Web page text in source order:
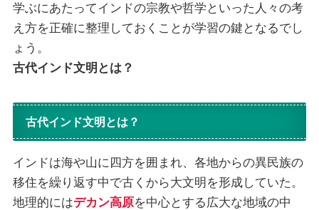
学ぶにあたってインドの宗教や哲学といった人々の考
え方を正確に整理しておくことが学習の鍵となるでし
ょう。
古代インド文明とは？
古代インド文明とは？
インドは海や山に四方を囲まれ、各地からの異民族の
移住を繰り返す中で古くから大文明を形成していた。
地理的にはデカン高原を中心とする広大な地域の中